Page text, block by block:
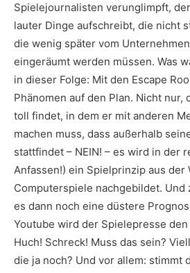
Spielejournalisten verunglimpft,
lauter Dinge aufschreibt, die nicht
die wenig später vom
eingeräumt werden müssen. Was
in dieser Folge: Mit den Escape
Phänomen auf den Plan. Nicht nur,
toll findet, in dem er mit anderen
machen muss, dass außerhalb
stattfindet – NEIN! – es wird in der
Anfassen!) ein Spielprinzip aus der
Computerspiele nachgebildet. Und
es dann noch eine düstere
Youtube wird der Spielepresse den
Huch! Schreck! Muss das sein?
die ja noch? Und vor allem: stimmt